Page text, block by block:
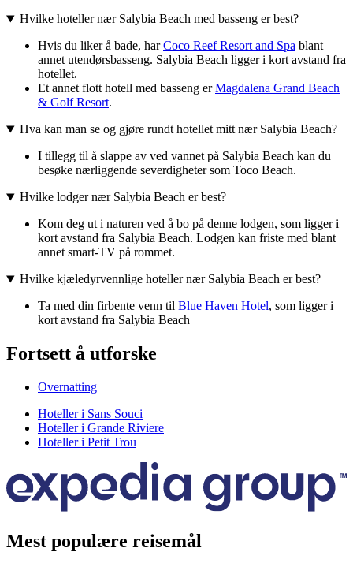
Hvilke hoteller nær Salybia Beach med basseng er best?
Hvis du liker å bade, harCoco Reef Resort and Spa blant
annet utendørsbasseng. Salybia Beach ligger i kort avstand fra
hotellet.
Et annet flott hotell med basseng erMagdalena Grand Beach
& Golf Resort.
Hva kan man se og gjøre rundt hotellet mitt nær Salybia Beach?
I tillegg til å slappe av ved vannet på Salybia Beach kan du
besøke nærliggende severdigheter som Toco Beach.
Hvilke lodger nær Salybia Beach er best?
Kom deg ut i naturen ved å bo på denne lodgen, som ligger i
kort avstand fra Salybia Beach. Lodgen kan friste med blant
annet smart-TV på rommet.
Hvilke kjæledyrvennlige hoteller nær Salybia Beach er best?
Ta med din firbente venn til Blue Haven Hotel, som ligger i
kort avstand fra Salybia Beach
Fortsett å utforske
Overnatting
Hoteller i Sans Souci
Hoteller i Grande Riviere
Hoteller i Petit Trou
Mest populære reisemål